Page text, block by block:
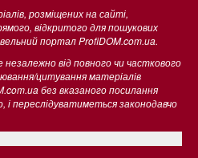
розміщених на сайті,
відкритого для пошукових
портал ProfiDOM.com.ua.
від повного чи часткового
цитування матеріалів
без вказаного посилання
і переслідуватиметься законодавчо